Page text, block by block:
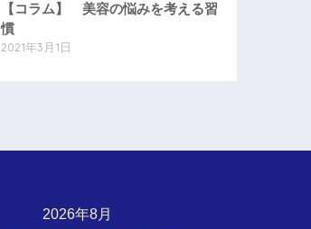
【コラム】 美容の悩みを考える習
慣
2021年3月1日
2026年8月